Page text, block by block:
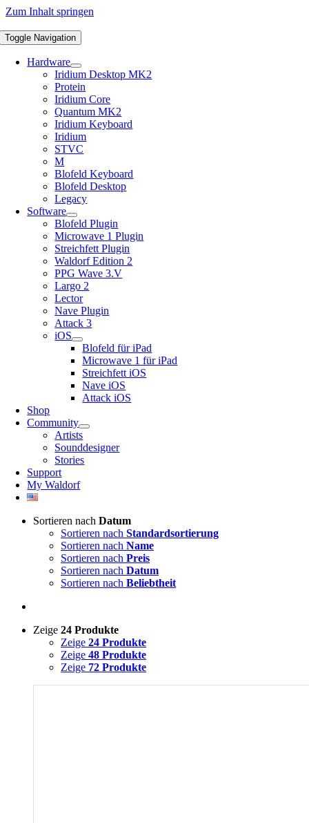
Zum Inhalt springen
Toggle Navigation
Hardware
Iridium Desktop MK2
Protein
Iridium Core
Quantum MK2
Iridium Keyboard
Iridium
STVC
M
Blofeld Keyboard
Blofeld Desktop
Legacy
Software
Blofeld Plugin
Microwave 1 Plugin
Streichfett Plugin
Waldorf Edition 2
PPG Wave 3.V
Largo 2
Lector
Nave Plugin
Attack 3
iOS
Blofeld für iPad
Microwave 1 für iPad
Streichfett iOS
Nave iOS
Attack iOS
Shop
Community
Artists
Sounddesigner
Stories
Support
My Waldorf
Sortieren nach Datum
Sortieren nach Standardsortierung
Sortieren nach Name
Sortieren nach Preis
Sortieren nach Datum
Sortieren nach Beliebtheit
Zeige 24 Produkte
Zeige 24 Produkte
Zeige 48 Produkte
Zeige 72 Produkte